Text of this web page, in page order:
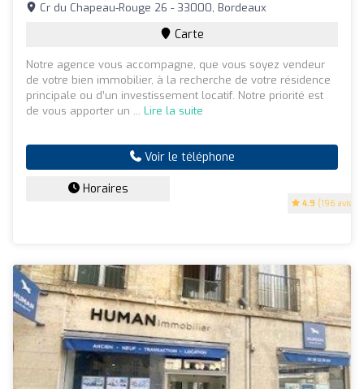
4.9 (196 avis)
Cr du Chapeau-Rouge 26 - 33000, Bordeaux
Carte
Notre agence vous accompagne, que vous soyez vendeur
de votre bien immobilier, à la recherche de votre résidence
principale ou d’un investissement locatif. Notre priorité est
de vous apporter un ... Lire la suite
Voir le téléphone
Horaires